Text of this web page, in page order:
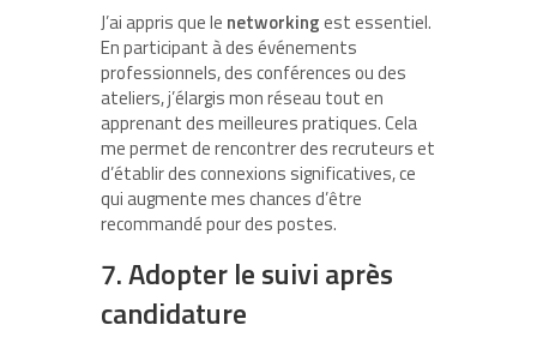
J’ai appris que le networkingest essentiel.
En participant à des événements
professionnels, des conférences ou des
ateliers, j’élargis mon réseau tout en
apprenant des meilleures pratiques. Cela
me permet de rencontrer des recruteurs et
d’établir des connexions significatives, ce
qui augmente mes chances d’être
recommandé pour des postes.
7. Adopter le suivi après
candidature